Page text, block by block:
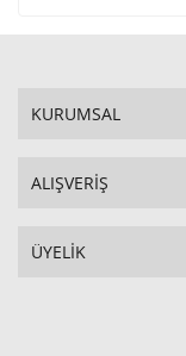
KURUMSAL
ALIŞVERİŞ
ÜYELİK